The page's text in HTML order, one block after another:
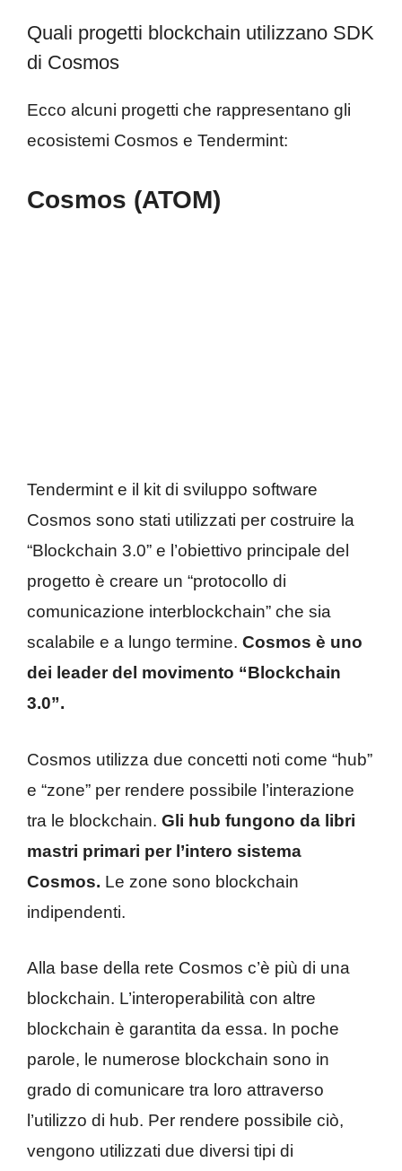
Quali progetti blockchain utilizzano SDK
di Cosmos
Ecco alcuni progetti che rappresentano gli
ecosistemi Cosmos e Tendermint:
Cosmos (ATOM)
Tendermint e il kit di sviluppo software
Cosmos sono stati utilizzati per costruire la
“Blockchain 3.0” e l’obiettivo principale del
progetto è creare un “protocollo di
comunicazione interblockchain” che sia
scalabile e a lungo termine. Cosmos è uno
dei leader del movimento “Blockchain
3.0”.
Cosmos utilizza due concetti noti come “hub”
e “zone” per rendere possibile l’interazione
tra le blockchain. Gli hub fungono da libri
mastri primari per l’intero sistema
Cosmos. Le zone sono blockchain
indipendenti.
Alla base della rete Cosmos c’è più di una
blockchain. L’interoperabilità con altre
blockchain è garantita da essa. In poche
parole, le numerose blockchain sono in
grado di comunicare tra loro attraverso
l’utilizzo di hub. Per rendere possibile ciò,
vengono utilizzati due diversi tipi di